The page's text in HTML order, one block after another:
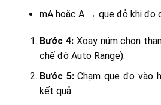
mA hoặc A → que đỏ khi đo
Bước 4:Xoay núm chọn
chế độ Auto Range).
Bước 5:Chạm que đo vào
kết quả.